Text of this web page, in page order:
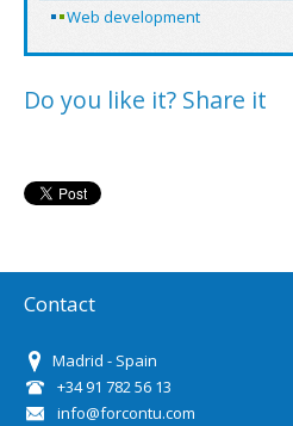
Web development
Do you like it? Share it
Contact
Madrid - Spain
+34 91 782 56 13
info@forcontu.com